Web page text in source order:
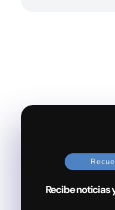
Recibe noticias